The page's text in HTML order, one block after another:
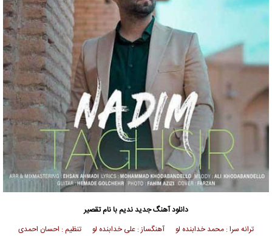
دانلود آهنگ جدیدندیمبا نام تقصیر
ترانه سرا : محمد خدابنده لو آهنگساز : علی خدابنده لو تنظیم : احسان احمدی